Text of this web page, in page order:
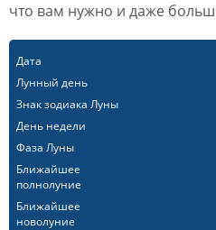
что вам нужно и даже
Дата
Лунный день
Знак зодиака Луны
День недели
Фаза Луны
Ближайшее
полнолуние
Ближайшее
новолуние